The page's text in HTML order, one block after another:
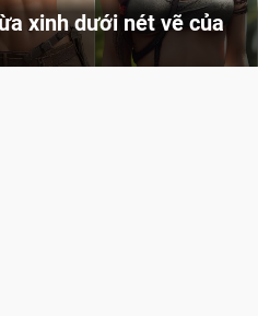
xinh dưới nét vẽ của